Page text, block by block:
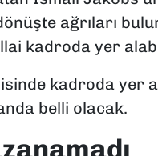
ağrıları
kadroda yer
kadroda yer
belli olacak.